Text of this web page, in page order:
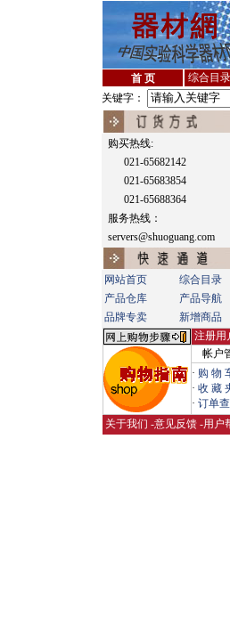
首 页 综合目录
关键字：
购买热线:
021-65682142
021-65683854
021-65688364
服务热线：
servers@shuoguang.com
网站首页
综合目录
产品仓库
产品导航
品牌专卖
新增商品
注册用
帐户
· 购 物
· 收 藏
· 订单
关于我们 -意见反馈 -用户